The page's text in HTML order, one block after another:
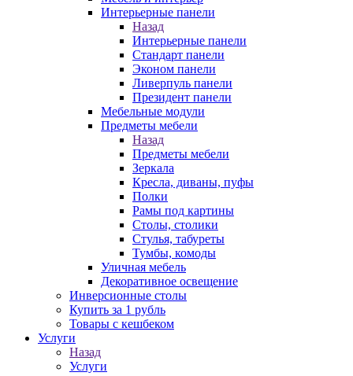
Интерьерные панели
Назад
Интерьерные панели
Стандарт панели
Эконом панели
Ливерпуль панели
Президент панели
Мебельные модули
Предметы мебели
Назад
Предметы мебели
Зеркала
Кресла, диваны, пуфы
Полки
Рамы под картины
Столы, столики
Стулья, табуреты
Тумбы, комоды
Уличная мебель
Декоративное освещение
Инверсионные столы
Купить за 1 рубль
Товары с кешбеком
Услуги
Назад
Услуги